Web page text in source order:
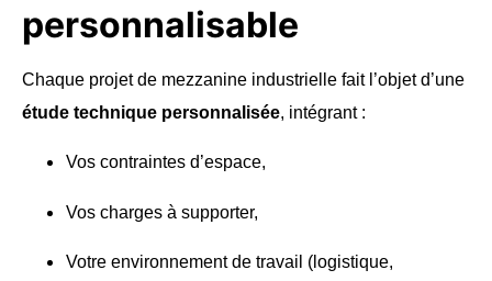
personnalisable
Chaque projet de mezzanine industrielle fait l’objet d’une
étude technique personnalisée, intégrant :
Vos contraintes d’espace,
Vos charges à supporter,
Votre environnement de travail (logistique,